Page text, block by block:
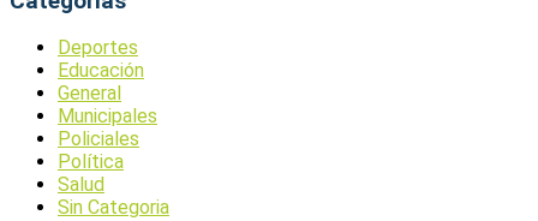
Deportes
Educación
General
Municipales
Policiales
Política
Salud
Sin Categoria